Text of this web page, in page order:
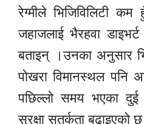
रेग्मीले भिजिविलिटी कम
जहाजलाई भैरहवा
बताइन् ।उनका अनुसार
पोखरा विमानस्थल पनि
पछिल्लो समय भएका दुई
सुरक्षा सतर्कता बढाइएको